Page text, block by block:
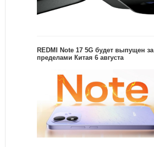
REDMI Note 17 5G будет выпущен за
пределами Китая 6 августа